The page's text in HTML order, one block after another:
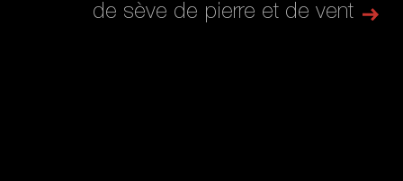
de sève de pierre et de vent